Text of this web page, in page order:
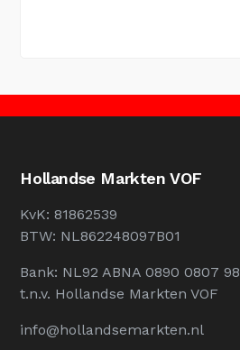
Hollandse Markten VOF
KvK: 81862539
BTW: NL862248097B01
Bank: NL92 ABNA 0890 0807 98
t.n.v. Hollandse Markten VOF
info@hollandsemarkten.nl